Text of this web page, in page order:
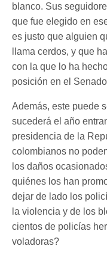
blanco. Sus
que fue elegido en
es justo que alguien
llama cerdos, y que
con la que lo ha
posición en el
Además, este puede
sucederá el año
presidencia de la
colombianos no
los daños
quiénes los han
dejar de lado los
la violencia y de los
cientos de policías
voladoras?